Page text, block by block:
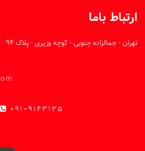
ارتباط باما
تهران - جمالزاده جنوبی - کوچه وزیری - پلاک 94
09109143135